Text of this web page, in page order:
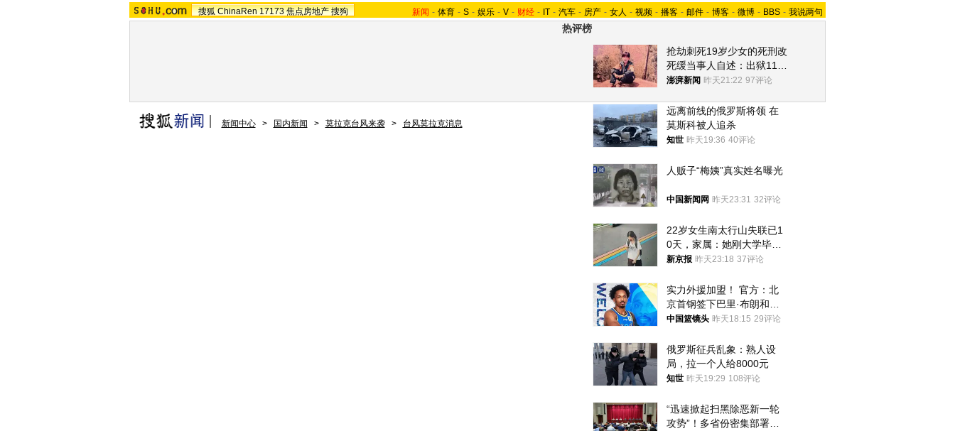
搜狐 ChinaRen 17173 焦点房地产 搜狗 新闻 - 体育 - S - 娱乐 - V - 财经 - IT - 汽车 - 房产 - 女人 - 视频 - 播客 - 邮件 - 博客 - 微博 - BBS - 我说两句
热评榜
抢劫刺死19岁少女的死刑改
死缓当事人自述：出狱11年
间始终刻意躲避被害人家属
澎湃新闻 昨天21:22 97评论
远离前线的俄罗斯将领 在
莫斯科被人追杀
知世 昨天19:36 40评论
人贩子“梅姨”真实姓名曝光
中国新闻网 昨天23:31 32评论
22岁女生南太行山失联已1
0天，家属：她刚大学毕业
想到山里旅行
新京报 昨天23:18 37评论
实力外援加盟！ 官方：北
京首钢签下巴里·布朗和桑
普森
中国篮镜头 昨天18:15 29评论
俄罗斯征兵乱象：熟人设
局，拉一个人给8000元
知世 昨天19:29 108评论
“迅速掀起扫黑除恶新一轮
攻势”！多省份密集部署，
新闻中心 > 国内新闻 > 莫拉克台风来袭 > 台风莫拉克消息